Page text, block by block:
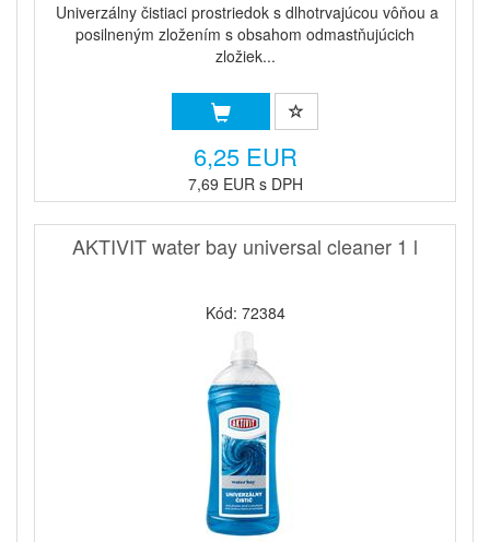
Univerzálny čistiaci prostriedok s dlhotrvajúcou vôňou a
posilneným zložením s obsahom odmastňujúcich
zložiek...
6,25 EUR
7,69 EUR s DPH
AKTIVIT water bay universal cleaner 1 l
Kód: 72384